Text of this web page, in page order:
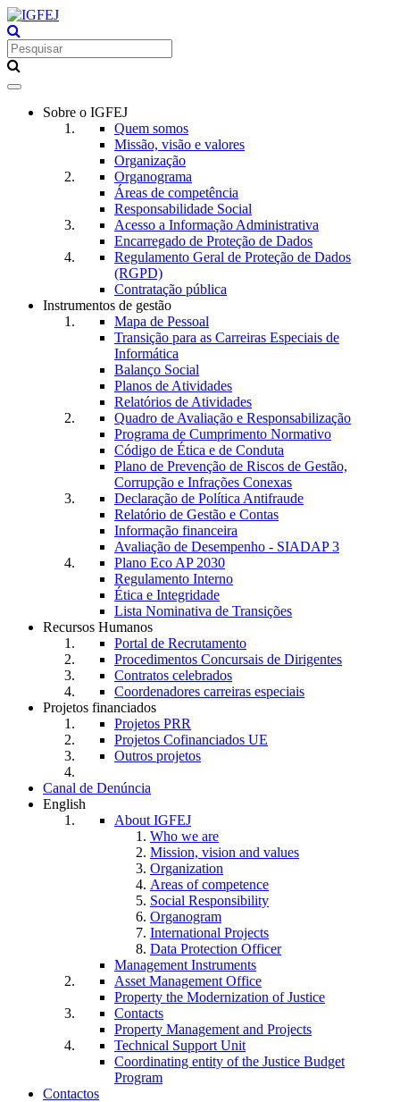
Toggle
navigationSobre o IGFEJ
Quem somos
Missão, visão e valores
Organização
Organograma
Áreas de competência
Responsabilidade Social
Acesso a Informação Administrativa
Encarregado de Proteção de Dados
Regulamento Geral de Proteção de Dados
(RGPD)
Contratação pública
Instrumentos de gestão
Mapa de Pessoal
Transição para as Carreiras Especiais de
Informática
Balanço Social
Planos de Atividades
Relatórios de Atividades
Quadro de Avaliação e Responsabilização
Programa de Cumprimento Normativo
Código de Ética e de Conduta
Plano de Prevenção de Riscos de Gestão,
Corrupção e Infrações Conexas
Declaração de Política Antifraude
Relatório de Gestão e Contas
Informação financeira
Avaliação de Desempenho - SIADAP 3
Plano Eco AP 2030
Regulamento Interno
Ética e Integridade
Lista Nominativa de Transições
Recursos Humanos
Portal de Recrutamento
Procedimentos Concursais de Dirigentes
Contratos celebrados
Coordenadores carreiras especiais
Projetos financiados
Projetos PRR
Projetos Cofinanciados UE
Outros projetos
Canal de Denúncia
English
About IGFEJ
Who we are
Mission, vision and values
Organization
Areas of competence
Social Responsibility
Organogram
International Projects
Data Protection Officer
Management Instruments
Asset Management Office
Property the Modernization of Justice
Contacts
Property Management and Projects
Technical Support Unit
Coordinating entity of the Justice Budget
Program
Contactos